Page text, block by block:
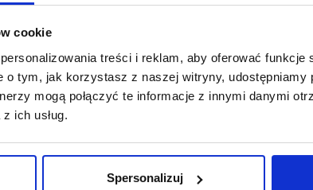
cookie
treści i reklam, aby oferować funkcje
o tym, jak korzystasz z naszej witryny, udostępniamy
mogą połączyć te informacje z innymi danymi
ich usług.
Spersonalizuj
ASYSTENTKA DS. OBSŁUGI KLIENTA